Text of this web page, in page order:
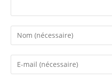
Enter
your
name
Enter
your